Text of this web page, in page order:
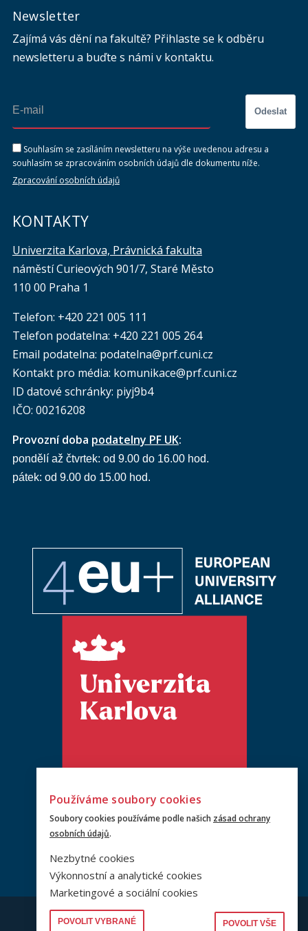
Newsletter
Zajímá vás dění na fakultě? Přihlaste se k odběru
newsletteru a buďte s námi v kontaktu.
Odeslat
Souhlasím se zasíláním newsletteru na výše uvedenou adresu a
souhlasím se zpracováním osobních údajů dle dokumentu níže.
Zpracování osobních údajů
KONTAKTY
Univerzita Karlova, Právnická fakulta
náměstí Curieových 901/7, Staré Město
110 00 Praha 1
Telefon: +420 221 005 111
Telefon podatelna: +420 221 005 264
Email podatelna: podatelna@prf.cuni.cz
Kontakt pro média: komunikace@prf.cuni.cz
ID datové schránky: piyj9b4
IČO: 00216208
Provozní doba podatelny PF UK:
pondělí až čtvrtek: od 9.00 do 16.00 hod.
pátek: od 9.00 do 15.00 hod.
© PRF UK 2026
Používáme soubory cookies
Soubory cookies používáme podle našich zásad ochrany
osobních údajů.
Nezbytné cookies
Výkonnostní a analytické cookies
Marketingové a sociální cookies
POVOLIT VYBRANÉ POVOLIT VŠE